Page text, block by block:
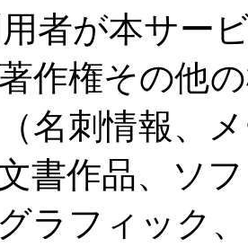
者が本サー
作権その他
名刺情報、
書作品、ソ
ラフィック